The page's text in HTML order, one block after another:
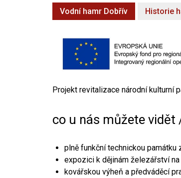
Vodní hamr Dobřív Historie
Projekt revitalizace národní kulturní
co u nás můžete vidět
plně funkční technickou památku
expozici k dějinám železářství
kovářskou výheň a předváděcí